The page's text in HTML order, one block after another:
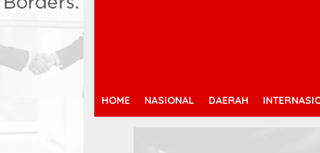
HOME NASIONAL DAERAH